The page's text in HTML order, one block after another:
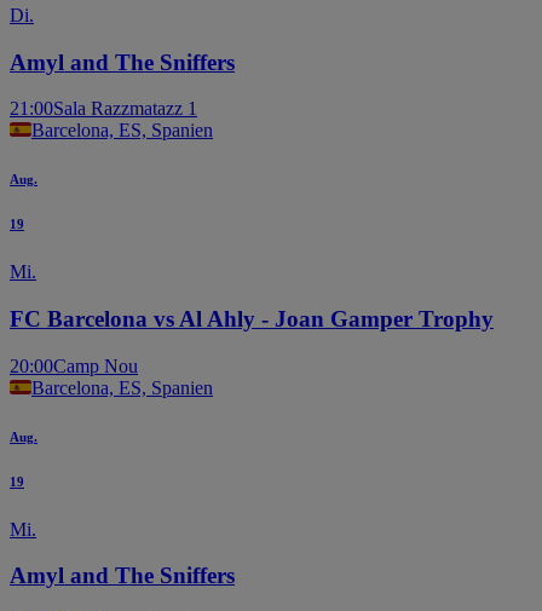
Di.
Amyl and The Sniffers
21:00Sala Razzmatazz 1
Barcelona, ES, Spanien
Aug.
19
Mi.
FC Barcelona vs Al Ahly - Joan Gamper Trophy
20:00Camp Nou
Barcelona, ES, Spanien
Aug.
19
Mi.
Amyl and The Sniffers